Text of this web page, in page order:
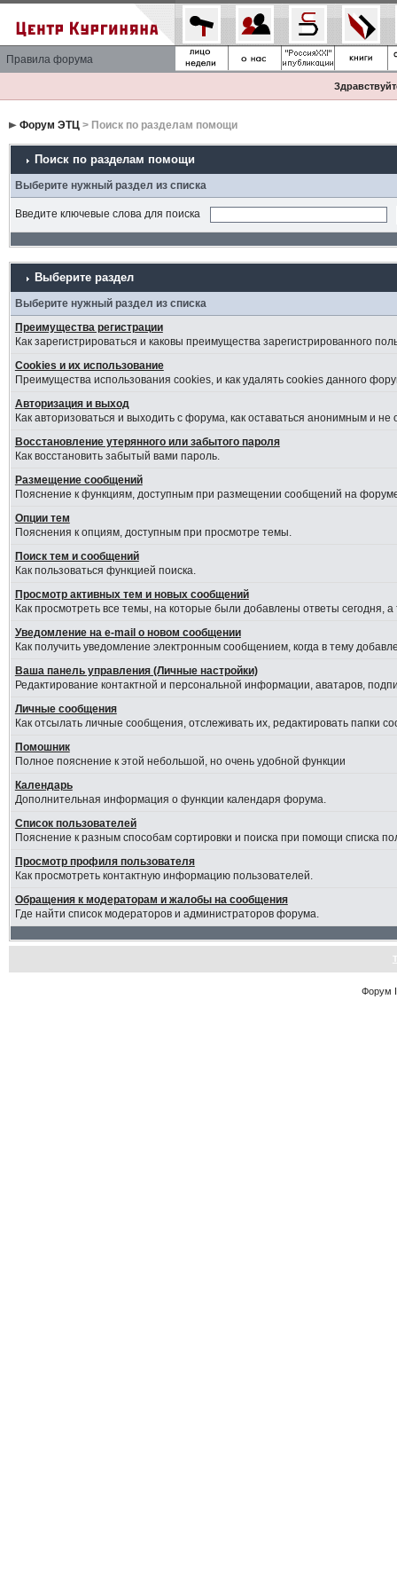
Правила форума
Форум ЭТЦ> Поиск по разделам помощи
Поиск по разделам помощи
Выберите нужный раздел из списка
Введите ключевые слова для поиска
Выберите раздел
Выберите нужный раздел из списка
Преимущества регистрации
Как зарегистрироваться и каковы преимущества зарегистрированного
Cookies и их использование
Преимущества использования cookies, и как удалять cookies данного
Авторизация и выход
Как авторизоваться и выходить с форума, как оставаться анонимным и
Восстановление утерянного или забытого пароля
Как восстановить забытый вами пароль.
Размещение сообщений
Пояснение к функциям, доступным при размещении сообщений на
Опции тем
Пояснения к опциям, доступным при просмотре темы.
Поиск тем и сообщений
Как пользоваться функцией поиска.
Просмотр активных тем и новых сообщений
Как просмотреть все темы, на которые были добавлены ответы сегодня,
Уведомление на е-mail о новом сообщении
Как получить уведомление электронным сообщением, когда в тему
Ваша панель управления (Личные настройки)
Редактирование контактной и персональной информации, аватаров,
Личные сообщения
Как отсылать личные сообщения, отслеживать их, редактировать папки
Помошник
Полное пояснение к этой небольшой, но очень удобной функции
Календарь
Дополнительная информация о функции календаря форума.
Список пользователей
Пояснение к разным способам сортировки и поиска при помощи списка
Просмотр профиля пользователя
Как просмотреть контактную информацию пользователей.
Обращения к модераторам и жалобы на сообщения
Где найти список модераторов и администраторов форума.
Форум